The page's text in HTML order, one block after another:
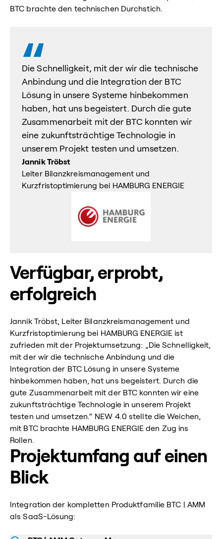
BTC brachte den technischen Durchstich.
Die Schnelligkeit, mit der wir die technische
Anbindung und die Integration der BTC
Lösung in unsere Systeme hinbekommen
haben, hat uns begeistert. Durch die gute
Zusammenarbeit mit der BTC konnten wir
eine zukunftsträchtige Technologie in
unserem Projekt testen und umsetzen.
Jannik Tröbst
Leiter Bilanzkreismanagement und
Kurzfristoptimierung bei HAMBURG ENERGIE
Verfügbar, erprobt,
erfolgreich
Jannik Tröbst, Leiter Bilanzkreismanagement und
Kurzfristoptimierung bei HAMBURG ENERGIE ist
zufrieden mit der Projektumsetzung: „Die Schnelligkeit,
mit der wir die technische Anbindung und die
Integration der BTC Lösung in unsere Systeme
hinbekommen haben, hat uns begeistert. Durch die
gute Zusammenarbeit mit der BTC konnten wir eine
zukunftsträchtige Technologie in unserem Projekt
testen und umsetzen.“ NEW 4.0 stellte die Weichen,
mit BTC brachte HAMBURG ENERGIE den Zug ins
Rollen.
Projektumfang auf einen
Blick
Integration der kompletten Produktfamilie BTC | AMM
als SaaS-Lösung: